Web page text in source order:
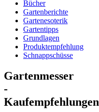
Bücher
Gartenberichte
Gartenesoterik
Gartentipps
Grundlagen
Produktempfehlung
Schnappschüsse
Gartenmesser
-
Kaufempfehlungen